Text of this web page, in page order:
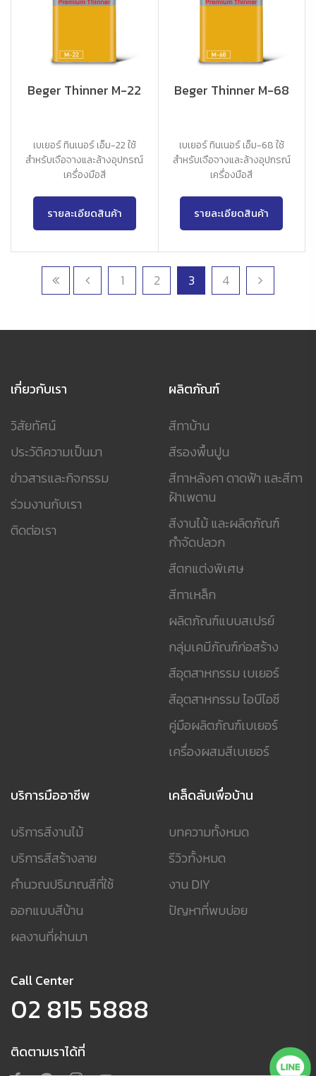
Beger Thinner M-22
เบเยอร์ ทินเนอร์ เอ็ม-22 ใช้
สำหรับเจือจางและล้างอุปกรณ์
เครื่องมือสี
รายละเอียดสินค้า
Beger Thinner M-68
เบเยอร์ ทินเนอร์ เอ็ม-68 ใช้
สำหรับเจือจางและล้างอุปกรณ์
เครื่องมือสี
รายละเอียดสินค้า
1 2 3 4
เกี่ยวกับเรา
วิสัยทัศน์
ประวัติความเป็นมา
ข่าวสารและกิจกรรม
ร่วมงานกับเรา
ติดต่อเรา
ผลิตภัณฑ์
สีทาบ้าน
สีรองพื้นปูน
สีทาหลังคา ดาดฟ้า และสีทา
ฝ้าเพดาน
สีงานไม้ และผลิตภัณฑ์
กำจัดปลวก
สีตกแต่งพิเศษ
สีทาเหล็ก
ผลิตภัณฑ์แบบสเปรย์
กลุ่มเคมีภัณฑ์ก่อสร้าง
สีอุตสาหกรรม เบเยอร์
สีอุตสาหกรรม ไอบีไอซี
คู่มือผลิตภัณฑ์เบเยอร์
เครื่องผสมสีเบเยอร์
บริการมืออาชีพ
บริการสีงานไม้
บริการสีสร้างลาย
คำนวณปริมาณสีที่ใช้
ออกแบบสีบ้าน
ผลงานที่ผ่านมา
เคล็ดลับเพื่อบ้าน
บทความทั้งหมด
รีวิวทั้งหมด
งาน DIY
ปัญหาที่พบบ่อย
Call Center
02 815 5888
ติดตามเราได้ที่